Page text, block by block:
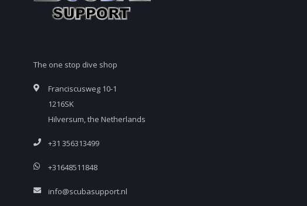
The one stop dive shop
Franciscusweg 10-1
1216SK
Hilversum, the Netherlands
+31 356313499
+31648511848
info@scubasupport.nl